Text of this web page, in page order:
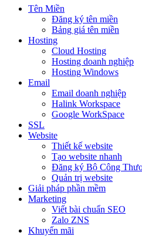
Tên Miền
Đăng ký tên miền
Bảng giá tên miền
Hosting
Cloud Hosting
Hosting doanh nghiệp
Hosting Windows
Email
Email doanh nghiệp
Halink Workspace
Google WorkSpace
SSL
Website
Thiết kế website
Tạo website nhanh
Đăng ký Bộ Công
Quản trị website
Giải pháp phần mềm
Marketing
Viết bài chuẩn SEO
Zalo ZNS
Khuyến mãi